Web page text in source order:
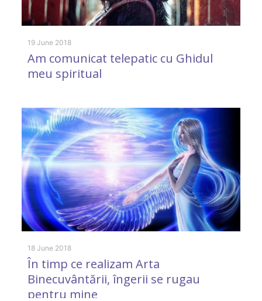
19 June 2018
Am comunicat telepatic cu Ghidul
meu spiritual
18 June 2018
În timp ce realizam Arta
Binecuvântării, îngerii se rugau
pentru mine